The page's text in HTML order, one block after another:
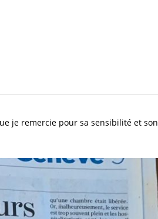
je remercie pour sa sensibilité et son